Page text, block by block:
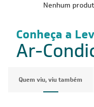
Nenhum
Conheça a
Ar-
Quem viu, viu também